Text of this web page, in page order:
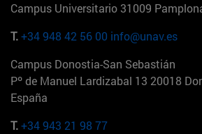
Campus Universitario 31009
T.+34 948 42 56 00 info@unav.es
Campus Donostia-San Sebastián
Pº de Manuel Lardizabal 13 20018
España
T.+34 943 21 98 77